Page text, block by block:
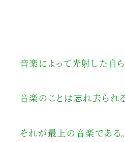
音楽によって光射した自
音楽のことは忘れ去られる
それが最上の音楽である。